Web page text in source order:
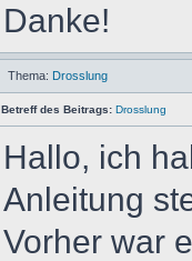
Danke!
Thema: Drosslung
Betreff des Beitrags: Drosslung
Hallo, ich
Anleitung
Vorher war